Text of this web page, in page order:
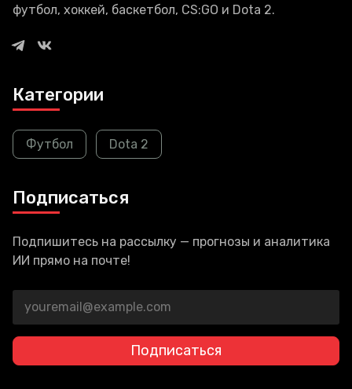
футбол, хоккей, баскетбол, CS:GO и Dota 2.
Категории
Футбол Dota 2
Подписаться
Подпишитесь на рассылку — прогнозы и аналитика
ИИ прямо на почте!
Подписаться